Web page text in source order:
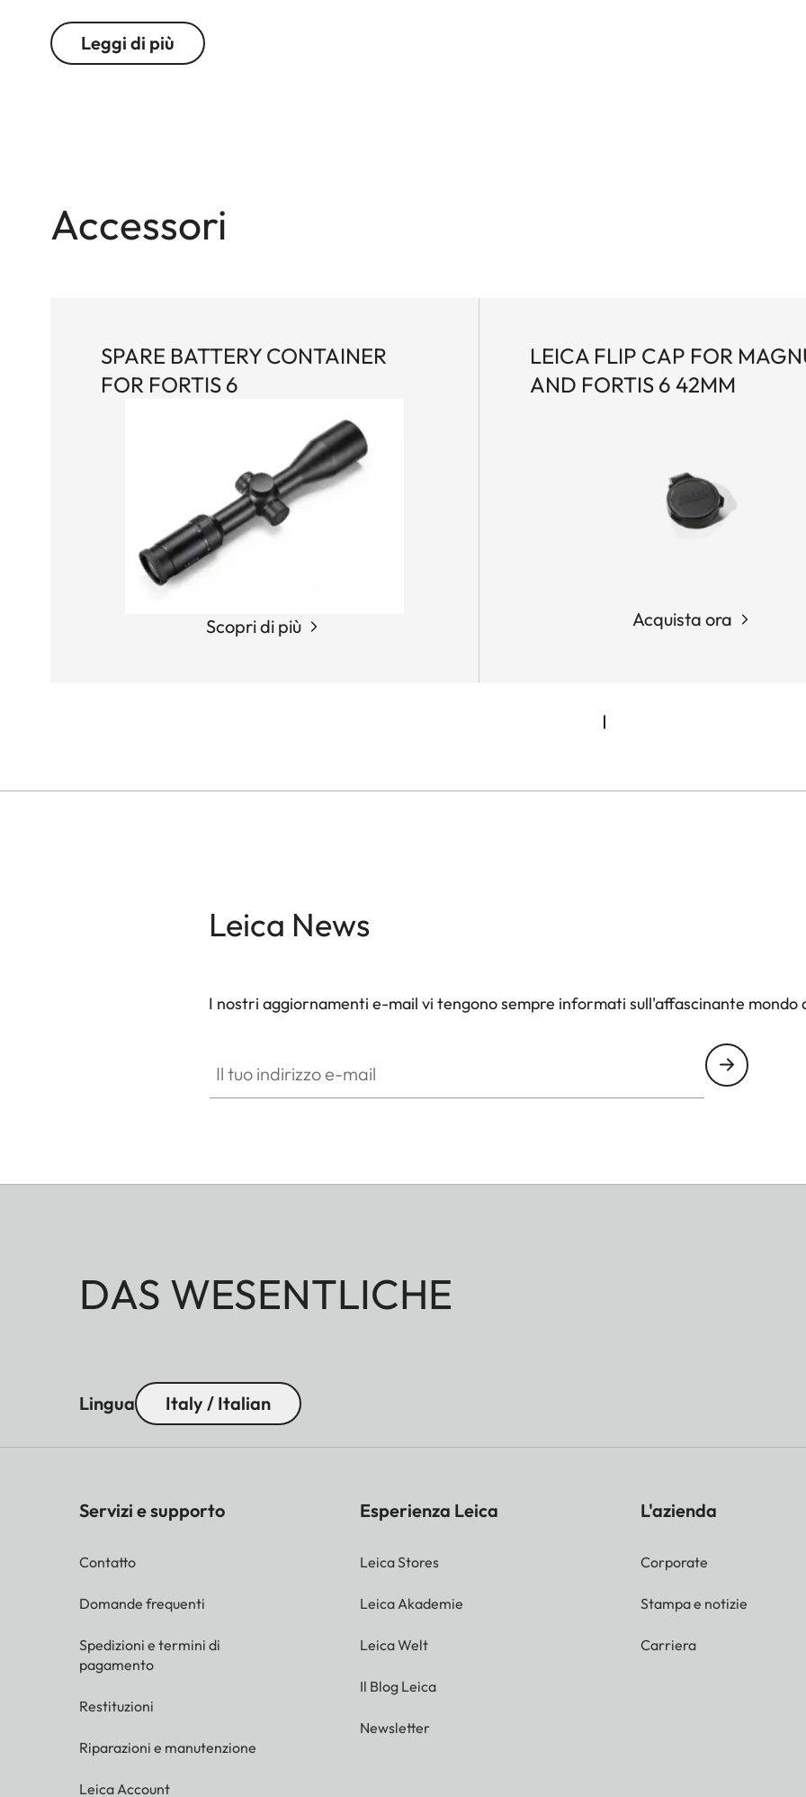
elevate prestazioni di imaging ottico lo rendono ideale per tutti i tipi di caccia. La pupilla d'uscita molto
ampia e la compensazione della parallasse garantiscono una visione affidabile. Sia che si tratti di
Leggi di più
Accessori
SPARE BATTERY CONTAINER
FOR FORTIS 6
Scopri di più
LEICA FLIP CAP FOR
AND FORTIS 6 42MM
Acquista ora
Leica News
I nostri aggiornamenti e-mail vi tengono sempre informati sull'affascinante mondo
DAS WESENTLICHE
Lingua Italy / Italian
Servizi e supporto
Contatto
Domande frequenti
Spedizioni e termini di
pagamento
Restituzioni
Riparazioni e manutenzione
Leica Account
Esperienza Leica
Leica Stores
Leica Akademie
Leica Welt
Il Blog Leica
Newsletter
L'azienda
Corporate
Stampa e notizie
Carriera